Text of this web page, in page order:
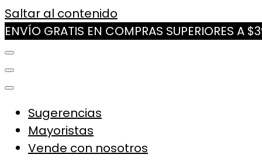
Saltar al contenido
ENVÍO GRATIS EN COMPRAS SUPERIORES A
Sugerencias
Mayoristas
Vende con nosotros